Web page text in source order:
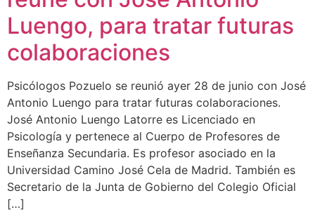
Luengo, para tratar futuras
colaboraciones
Psicólogos Pozuelo se reunió ayer 28 de junio con José
Antonio Luengo para tratar futuras colaboraciones.
José Antonio Luengo Latorre es Licenciado en
Psicología y pertenece al Cuerpo de Profesores de
Enseñanza Secundaria. Es profesor asociado en la
Universidad Camino José Cela de Madrid. También es
Secretario de la Junta de Gobierno del Colegio Oficial
[…]